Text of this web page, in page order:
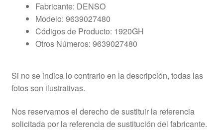
Fabricante: DENSO
Modelo: 9639027480
Códigos de Producto: 1920GH
Otros Números: 9639027480
Si no se indica lo contrario en la descripción, todas las
fotos son ilustrativas.
Nos reservamos el derecho de sustituir la referencia
solicitada por la referencia de sustitución del fabricante.